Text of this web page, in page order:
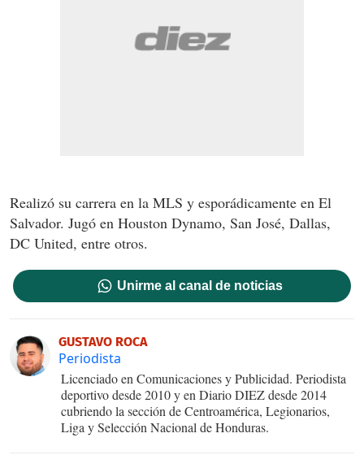
Realizó su carrera en la MLS y esporádicamente en El
Salvador. Jugó en Houston Dynamo, San José, Dallas,
DC United, entre otros.
Unirme al canal de noticias
GUSTAVO ROCA
Periodista
Licenciado en Comunicaciones y Publicidad. Periodista
deportivo desde 2010 y en Diario DIEZ desde 2014
cubriendo la sección de Centroamérica, Legionarios,
Liga y Selección Nacional de Honduras.